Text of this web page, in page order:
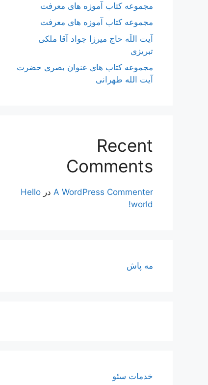
مجموعه کتاب آموزه های معرفت
مجموعه کتاب آموزه های معرفت
آیت اللَه حاج میرزا جواد آقا ملکی
تبریزی
مجموعه کتاب های عنوان بصری حضرت
آیت الله طهرانی
Recent
Comments
A WordPress Commenter در Hello
world!
مه پاش
خدمات سئو